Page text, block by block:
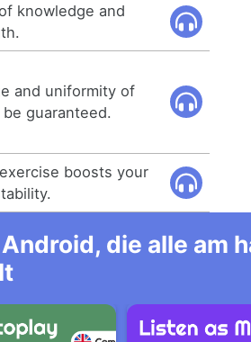
knowledge and
and uniformity of
guaranteed.
boosts your
die alle am